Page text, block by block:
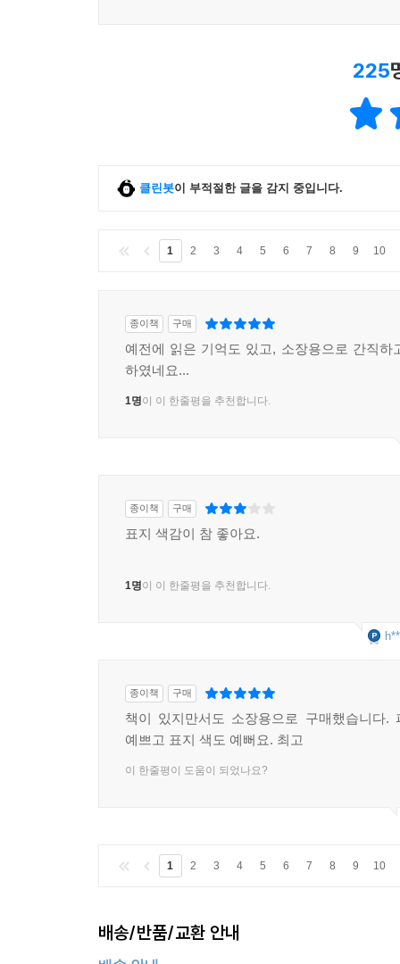
225
클린봇이 부적절한 글을 감지 중입니다.
1 2 3 4 5 6 7 8 9 10
종이책 구매
예전에 읽은 기억도 있고, 소장용으로 간직하
하였네요...
1명이 이 한줄평을 추천합니다.
종이책 구매
표지 색감이 참 좋아요.
1명이 이 한줄평을 추천합니다.
종이책 구매
책이 있지만서도 소장용으로 구매했습니다.
예쁘고 표지 색도 예뻐요. 최고
이 한줄평이 도움이 되었나요?
1 2 3 4 5 6 7 8 9 10
배송/반품/교환 안내